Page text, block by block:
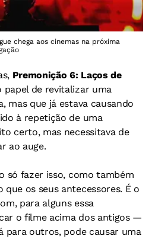
chega aos cinemas na próxima
Premonição 6: Laços de
papel de revitalizar uma
mas que já estava causando
à repetição de uma
certo, mas necessitava de
ao auge.
só fazer isso, como também
os seus antecessores. É o
para alguns essa
o filme acima dos antigos —
para outros, pode causar uma